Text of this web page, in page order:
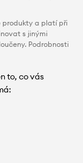
produkty a platí při
s jinými
Podrobnosti
to, co vás